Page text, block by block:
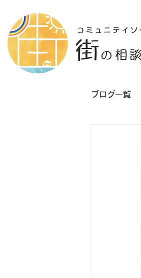
ブログ一覧